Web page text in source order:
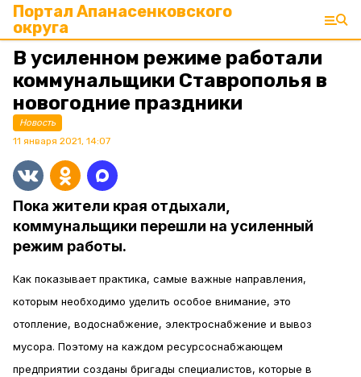
Портал Апанасенковского
округа
В усиленном режиме работали
коммунальщики Ставрополья в
новогодние праздники
Новость
11 января 2021, 14:07
Пока жители края отдыхали,
коммунальщики перешли на усиленный
режим работы.
Как показывает практика, самые важные направления,
которым необходимо уделить особое внимание, это
отопление, водоснабжение, электроснабжение и вывоз
мусора. Поэтому на каждом ресурсоснабжающем
предприятии созданы бригады специалистов, которые в